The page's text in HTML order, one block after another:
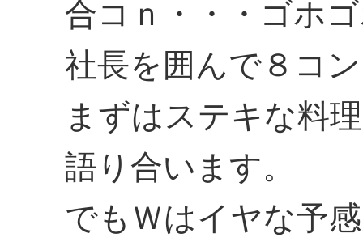
合コｎ・・・ゴホ
社長を囲んで８コ
まずはステキな料
語り合います。
でもＷはイヤな予